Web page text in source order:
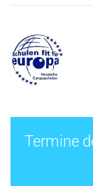
Termine